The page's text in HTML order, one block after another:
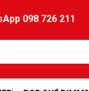
098 726 211